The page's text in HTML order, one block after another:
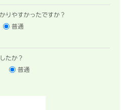
りやすかったですか？
普通
たか？
普通